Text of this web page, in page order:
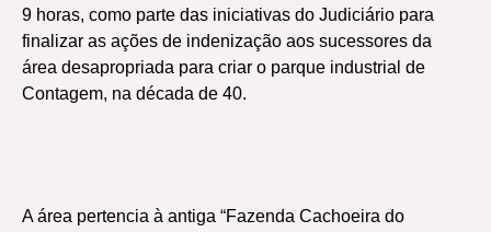
9 horas, como parte das iniciativas do Judiciário para
finalizar as ações de indenização aos sucessores da
área desapropriada para criar o parque industrial de
Contagem, na década de 40.
A área pertencia à antiga “Fazenda Cachoeira do